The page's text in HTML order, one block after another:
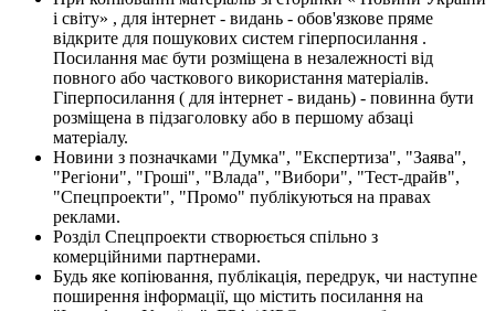
і світу» , для інтернет - видань - обов'язкове пряме
відкрите для пошукових систем гіперпосилання .
Посилання має бути розміщена в незалежності від
повного або часткового використання матеріалів.
Гіперпосилання ( для інтернет - видань) - повинна бути
розміщена в підзаголовку або в першому абзаці
матеріалу.
Новини з позначками "Думка", "Експертиза", "Заява",
"Регіони", "Гроші", "Влада", "Вибори", "Тест-драйв",
"Спецпроекти", "Промо" публікуються на правах
реклами.
Розділ Спецпроекти створюється спільно з
комерційними партнерами.
Будь яке копіювання, публікація, передрук, чи наступне
поширення інформації, що містить посилання на